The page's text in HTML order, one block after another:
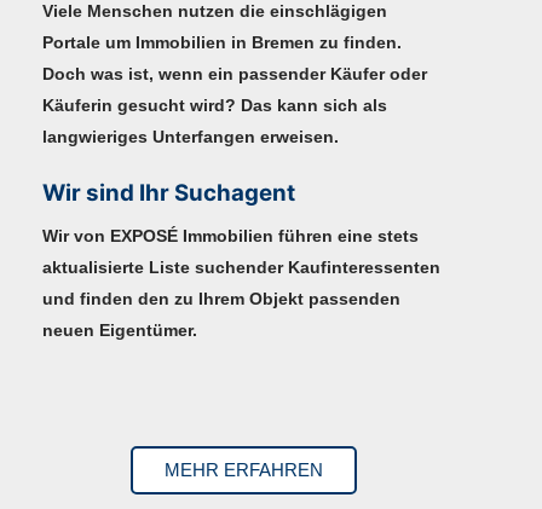
Viele Menschen nutzen die einschlägigen
Portale um Immobilien in Bremen zu finden.
Doch was ist, wenn ein passender Käufer oder
Käuferin gesucht wird? Das kann sich als
langwieriges Unterfangen erweisen.
Wir sind Ihr Suchagent
Wir von EXPOSÉ Immobilien führen eine stets
aktualisierte Liste suchender Kaufinteressenten
und finden den zu Ihrem Objekt passenden
neuen Eigentümer.
MEHR ERFAHREN